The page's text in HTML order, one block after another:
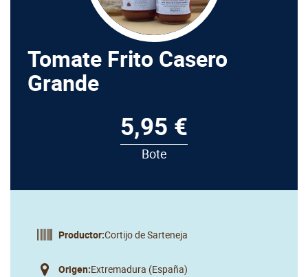
Tomate Frito Casero
Grande
5,95 €
Bote
Productor:Cortijo de Sarteneja
Origen:Extremadura (España)